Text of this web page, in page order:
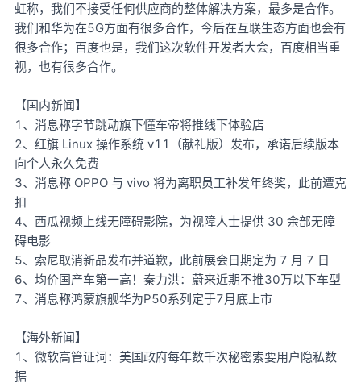
虹称，我们不接受任何供应商的整体解决方案，最多是合作。
我们和华为在5G方面有很多合作，今后在互联生态方面也会有
很多合作；百度也是，我们这次软件开发者大会，百度相当重
视，也有很多合作。
【国内新闻】
1、消息称字节跳动旗下懂车帝将推线下体验店
2、红旗 Linux 操作系统 v11（献礼版）发布，承诺后续版本
向个人永久免费
3、消息称 OPPO 与 vivo 将为离职员工补发年终奖，此前遭克
扣
4、西瓜视频上线无障碍影院，为视障人士提供 30 余部无障
碍电影
5、索尼取消新品发布并道歉，此前展会日期定为 7 月 7 日
6、均价国产车第一高！秦力洪：蔚来近期不推30万以下车型
7、消息称鸿蒙旗舰华为P50系列定于7月底上市
【海外新闻】
1、微软高管证词：美国政府每年数千次秘密索要用户隐私数
据